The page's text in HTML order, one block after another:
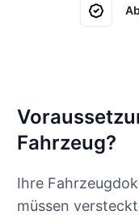
Fahrzeug?
Ihre
müssen